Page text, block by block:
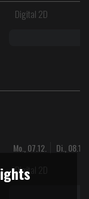
Digital 2D
Mo., 07.12. Di., 08.12.
Digital 2D